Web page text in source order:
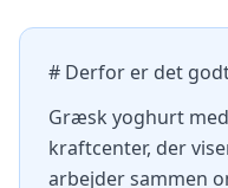
# Derfor er det
Græsk yoghurt
kraftcenter, der
arbejder sammen